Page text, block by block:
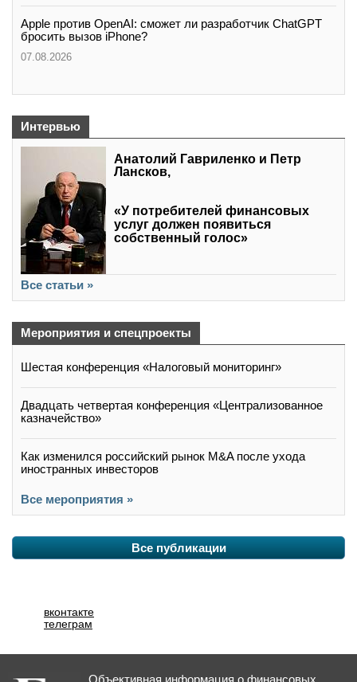
Apple против OpenAI: сможет ли разработчик ChatGPT
бросить вызов iPhone?
07.08.2026
Интервью
Анатолий Гавриленко и Петр
Лансков,
«У потребителей финансовых
услуг должен появиться
собственный голос»
Все статьи »
Мероприятия и спецпроекты
Шестая конференция «Налоговый мониторинг»
Двадцать четвертая конференция «Централизованное
казначейство»
Как изменился российский рынок M&A после ухода
иностранных инвесторов
Все мероприятия »
Все публикации
вконтакте
телеграм
Объективная информация о финансовых